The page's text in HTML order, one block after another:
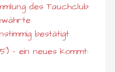
des Tauchclub
bestätigt
– ein neues kommt: